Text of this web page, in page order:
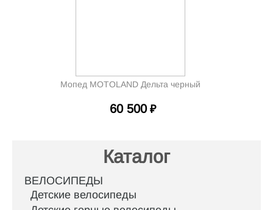
Мопед MOTOLAND Дельта черный
60 500 ₽
Каталог
ВЕЛОСИПЕДЫ
Детские велосипеды